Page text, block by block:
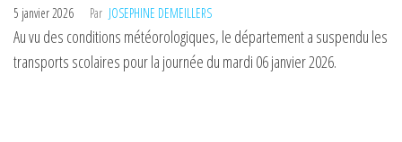
5 janvier 2026 Par JOSEPHINE DEMEILLERS
Au vu des conditions météorologiques, le département a suspendu les
transports scolaires pour la journée du mardi 06 janvier 2026.